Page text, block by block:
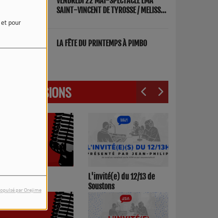
et pour
par Orejime
SAINT-VINCENT DE TYROSSE / MELISSA
LA FÊTE DU PRINTEMPS À PIMBO
LES ÉMISSIONS
17h00
L'invité(e) du 12/13 de
Soustons